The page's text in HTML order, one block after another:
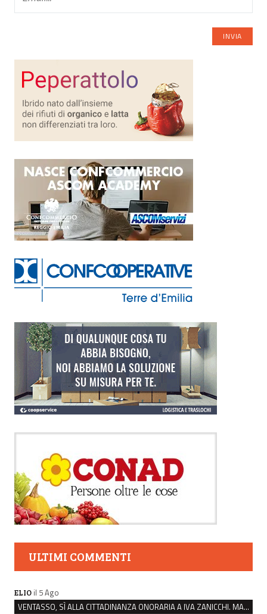
ULTIMI COMMENTI
ELIO il 5 Ago
VENTASSO, SÌ ALLA CITTADINANZA ONORARIA A IVA ZANICCHI. MA BARGIACCHI: “È DI PESSIMO GUSTO”